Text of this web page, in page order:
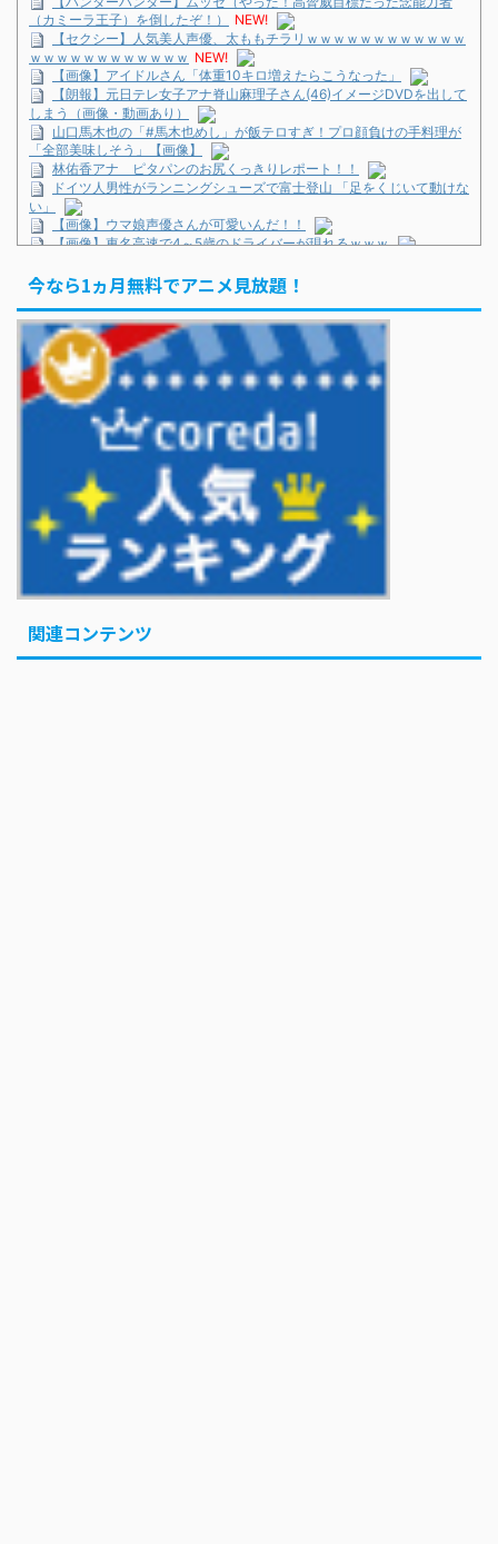
（カミーラ王子）を倒したぞ！）
NEW!
【セクシー】人気美人声優、太ももチラリｗｗｗｗｗｗｗｗｗｗｗｗ
ｗｗｗｗｗｗｗｗｗｗｗｗ NEW!
【画像】アイドルさん「体重10キロ増えたらこうなった」
【朗報】元日テレ女子アナ脊山麻理子さん(46)イメージDVDを出して
しまう（画像・動画あり）
山口馬木也の「#馬木也めし」が飯テロすぎ！プロ顔負けの手料理が
「全部美味しそう」【画像】
林佑香アナ ピタパンのお尻くっきりレポート！！
ドイツ人男性がランニングシューズで富士登山 「足をくじいて動けな
い」
【画像】ウマ娘声優さんが可愛いんだ！！
【画像】東名高速で4～5歳のドライバーが現れるｗｗｗ
ドイツ人男性がランニングシューズで富士登山 「足をくじいて動けな
い」
巨人・坂本勇人が「1億円申告漏れ」 税務当局が指摘するも修正に応
じず
KOBAMETALが語る、ベビメタ主催フェスの見どころ
巨人・坂本勇人が「1億円申告漏れ」 税務当局が指摘するも修正に応
じず
「イケオジって言葉よくなくない？」 KAT-TUN上田竜也の問題提起
で議論に...「オジ」はいいのに「オバ」はNG？
巨人・坂本勇人が「1億円申告漏れ」 税務当局が指摘するも修正に応
Powered by livedoor 相互RSS
今なら1ヵ月無料でアニメ見放題！
関連コンテンツ